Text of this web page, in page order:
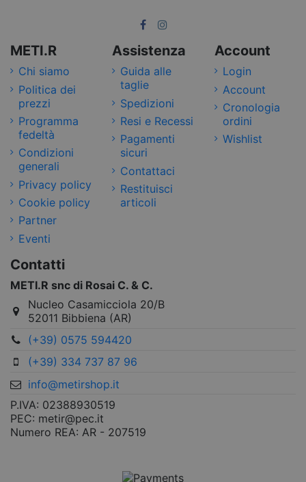
METI.R
Chi siamo
Politica dei
prezzi
Programma
fedeltà
Condizioni
generali
Privacy policy
Cookie policy
Partner
Eventi
Assistenza
Guida alle
taglie
Spedizioni
Resi e Recessi
Pagamenti
sicuri
Contattaci
Restituisci
articoli
Account
Login
Account
Cronologia
ordini
Wishlist
Contatti
METI.R snc di Rosai C. & C.
Nucleo Casamicciola 20/B
52011 Bibbiena (AR)
(+39) 0575 594420
(+39) 334 737 87 96
info@metirshop.it
P.IVA: 02388930519
PEC: metir@pec.it
Numero REA: AR - 207519